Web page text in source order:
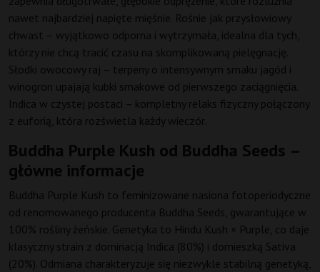
nawet najbardziej napięte mięśnie. Rośnie jak przysłowiowy
chwast – wyjątkowo odporna i wytrzymała, idealna dla tych,
którzy nie chcą tracić czasu na skomplikowaną pielęgnację.
Słodki owocowy raj – terpeny o intensywnym smaku jagód i
winogron upajają kubki smakowe od pierwszego zaciągnięcia.
Indica w czystej postaci – kompletny relaks fizyczny połączony
z euforią, która rozświetla każdy wieczór.
Buddha Purple Kush od Buddha Seeds –
główne informacje
Buddha Purple Kush to feminizowane nasiona fotoperiodyczne
od renomowanego producenta Buddha Seeds, gwarantujące w
100% rośliny żeńskie. Genetyka to Hindu Kush × Purple, co daje
klasyczny strain z dominacją Indica (80%) i domieszką Sativa
(20%). Odmiana charakteryzuje się niezwykle stabilną genetyką,